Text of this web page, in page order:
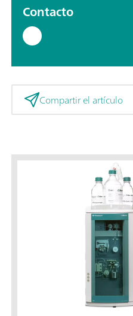
Contacto
Compartir el artículo